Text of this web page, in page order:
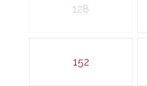
128
152